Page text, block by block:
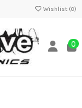
Wishlist (0)
0